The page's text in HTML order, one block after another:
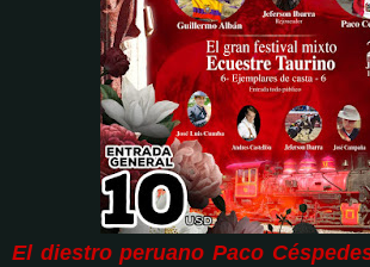
El diestro peruano Paco